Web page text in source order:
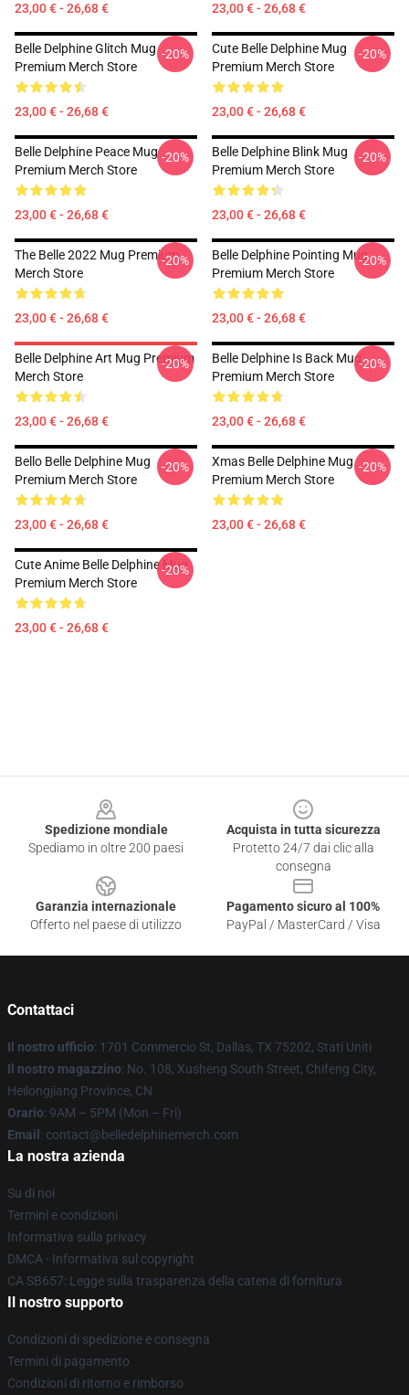
23,00 € - 26,68 € 23,00 € - 26,68 €
Belle Delphine Glitch Mug
Premium Merch Store
23,00 € - 26,68 €
-20%
Cute Belle Delphine Mug
Premium Merch Store
23,00 € - 26,68 €
-20%
Belle Delphine Peace Mug
Premium Merch Store
23,00 € - 26,68 €
-20%
Belle Delphine Blink Mug
Premium Merch Store
23,00 € - 26,68 €
-20%
The Belle 2022 Mug Premium
Merch Store
23,00 € - 26,68 €
-20%
Belle Delphine Pointing Mug
Premium Merch Store
23,00 € - 26,68 €
-20%
Belle Delphine Art Mug Premium
Merch Store
23,00 € - 26,68 €
-20%
Belle Delphine Is Back Mug
Premium Merch Store
23,00 € - 26,68 €
-20%
Bello Belle Delphine Mug
Premium Merch Store
23,00 € - 26,68 €
-20%
Xmas Belle Delphine Mug
Premium Merch Store
23,00 € - 26,68 €
-20%
Cute Anime Belle Delphine Mug
Premium Merch Store
23,00 € - 26,68 €
-20%
Spedizione mondiale
Spediamo in oltre 200 paesi
Acquista in tutta sicurezza
Protetto 24/7 dai clic alla
consegna
Garanzia internazionale
Offerto nel paese di utilizzo
Pagamento sicuro al 100%
PayPal / MasterCard / Visa
Contattaci
Il nostro ufficio: 1701 Commercio St, Dallas, TX 75202, Stati Uniti
Il nostro magazzino: No. 108, Xusheng South Street, Chifeng City,
Heilongjiang Province, CN
Orario: 9AM – 5PM (Mon – Fri)
Email : contact@belledelphinemerch.com
La nostra azienda
Su di noi
Termini e condizioni
Informativa sulla privacy
DMCA - Informativa sul copyright
CA SB657: Legge sulla trasparenza della catena di fornitura
Il nostro supporto
Condizioni di spedizione e consegna
Termini di pagamento
Condizioni di ritorno e rimborso